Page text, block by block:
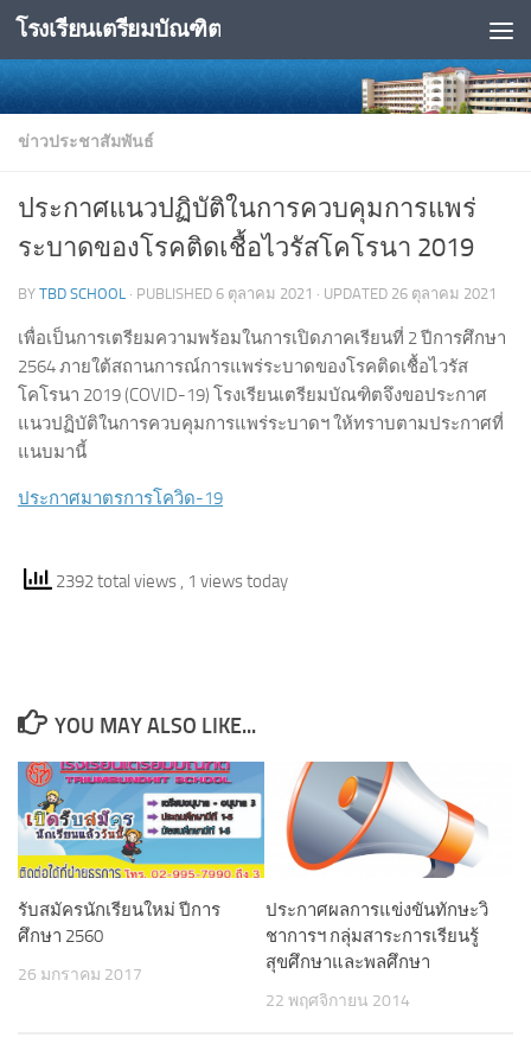
Skip to content
โรงเรียนเตรียมบัณฑิต
ข่าวประชาสัมพันธ์
ประกาศแนวปฏิบัติในการควบคุมการแพร่
ระบาดของโรคติดเชื้อไวรัสโคโรนา 2019
BY TBD SCHOOL · PUBLISHED 6 ตุลาคม 2021 · UPDATED 26 ตุลาคม 2021
เพื่อเป็นการเตรียมความพร้อมในการเปิดภาคเรียนที่ 2 ปีการศึกษา
2564 ภายใต้สถานการณ์การแพร่ระบาดของโรคติดเชื้อไวรัส
โคโรนา 2019 (COVID-19) โรงเรียนเตรียมบัณฑิตจึงขอประกาศ
แนวปฏิบัติในการควบคุมการแพร่ระบาดฯ ให้ทราบตามประกาศที่
แนบมานี้
ประกาศมาตรการโควิด-19
2392 total views , 1 views today
YOU MAY ALSO LIKE...
รับสมัครนักเรียนใหม่ ปีการ
ศึกษา 2560
26 มกราคม 2017
ประกาศผลการแข่งขันทักษะวิ
ชาการฯ กลุ่มสาระการเรียนรู้
สุขศึกษาและพลศึกษา
22 พฤศจิกายน 2014